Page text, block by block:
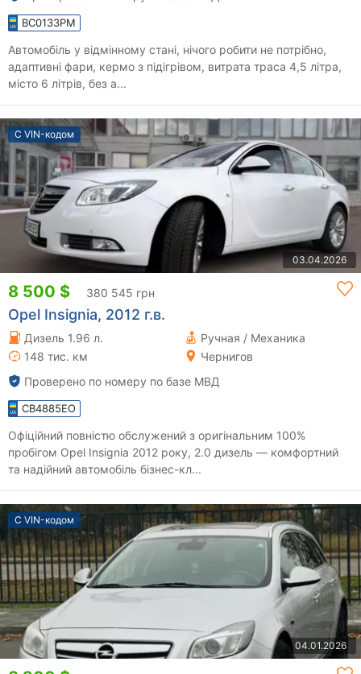
BC0133PM
Автомобіль у відмінному стані, нічого робити не потрібно,
адаптивні фари, кермо з підігрівом, витрата траса 4,5 літра,
місто 6 літрів, без а...
С VIN-кодом
03.04.2026
8 500 $ 380 545 грн
Opel Insignia, 2012 г.в.
Дизель 1.96 л.
Ручная / Механика
148 тис. км
Чернигов
Проверено по номеру по базе МВД
CB4885EO
Офіційний повністю обслужений з оригінальним 100%
пробігом Opel Insignia 2012 року, 2.0 дизель — комфортний
та надійний автомобіль бізнес-кл...
С VIN-кодом
04.01.2026